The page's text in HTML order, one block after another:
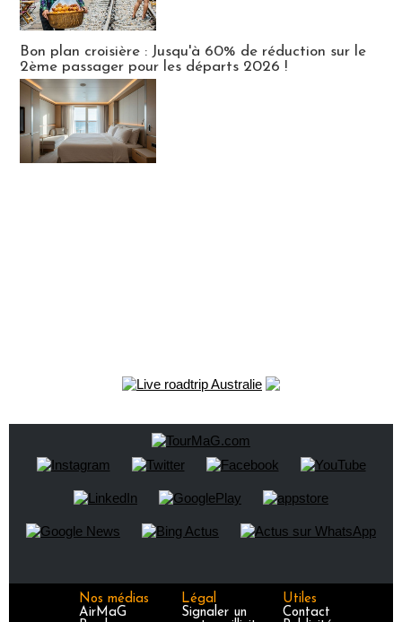
Bon plan croisière : Jusqu'à 60% de réduction sur le
2ème passager pour les départs 2026 !
Nos médias
AirMaG
Légal
Signaler un
Utiles
Contact